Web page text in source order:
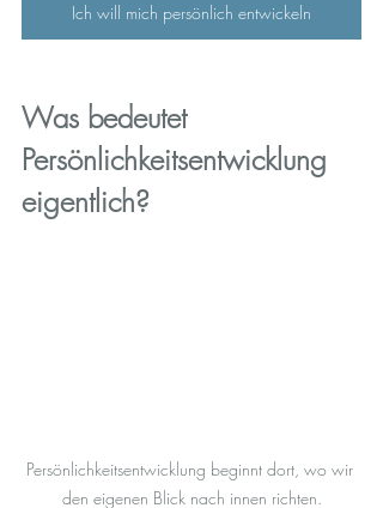
Ich will mich persönlich entwickeln
Was bedeutet
Persönlichkeitsentwicklung
eigentlich?
Persönlichkeitsentwicklung beginnt dort, wo wir
den eigenen Blick nach innen richten.